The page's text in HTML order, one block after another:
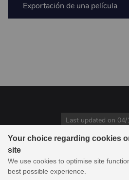
Your choice regarding cookies
site
We use cookies to optimise site
best possible experience.
Exportación de una película
Last updated on
© 1994-2026 Toon Boom Animation
derechos.
Toon Boom Animation Inc., es líder